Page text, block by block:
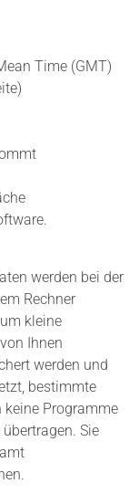
Time (GMT)
werden bei der
Rechner
kleine
Ihnen
werden und
bestimmte
Programme
Sie